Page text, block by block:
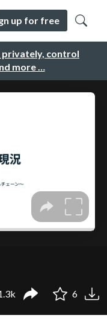
privately, control
more …
up for free
6